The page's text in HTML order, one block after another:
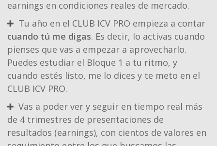
earnings en condiciones reales de mercado.
Tu año en el CLUB ICV PRO empieza a contar
cuando tú me digas. Es decir, lo activas cuando
pienses que vas a empezar a aprovecharlo.
Puedes estudiar el Bloque 1 a tu ritmo, y
cuando estés listo, me lo dices y te meto en el
CLUB ICV PRO.
Vas a poder ver y seguir en tiempo real más
de 4 trimestres de presentaciones de
resultados (earnings), con cientos de valores en